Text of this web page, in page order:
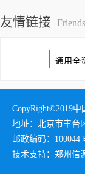
友情链接
CopyRight©2019中
地址：北京市丰台
邮政编码：100044
技术支持：郑州信